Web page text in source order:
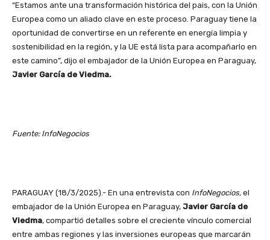
“Estamos ante una transformación histórica del pais, con la Unión
Europea como un aliado clave en este proceso. Paraguay tiene la
oportunidad de convertirse en un referente en energía limpia y
sostenibilidad en la región, y la UE está lista para acompañarlo en
este camino”, dijo el embajador de la Unión Europea en Paraguay,
Javier García de Viedma.
Fuente: InfoNegocios
PARAGUAY (18/3/2025).- En una entrevista con InfoNegocios, el
embajador de la Unión Europea en Paraguay, Javier García de
Viedma, compartió detalles sobre el creciente vínculo comercial
entre ambas regiones y las inversiones europeas que marcarán